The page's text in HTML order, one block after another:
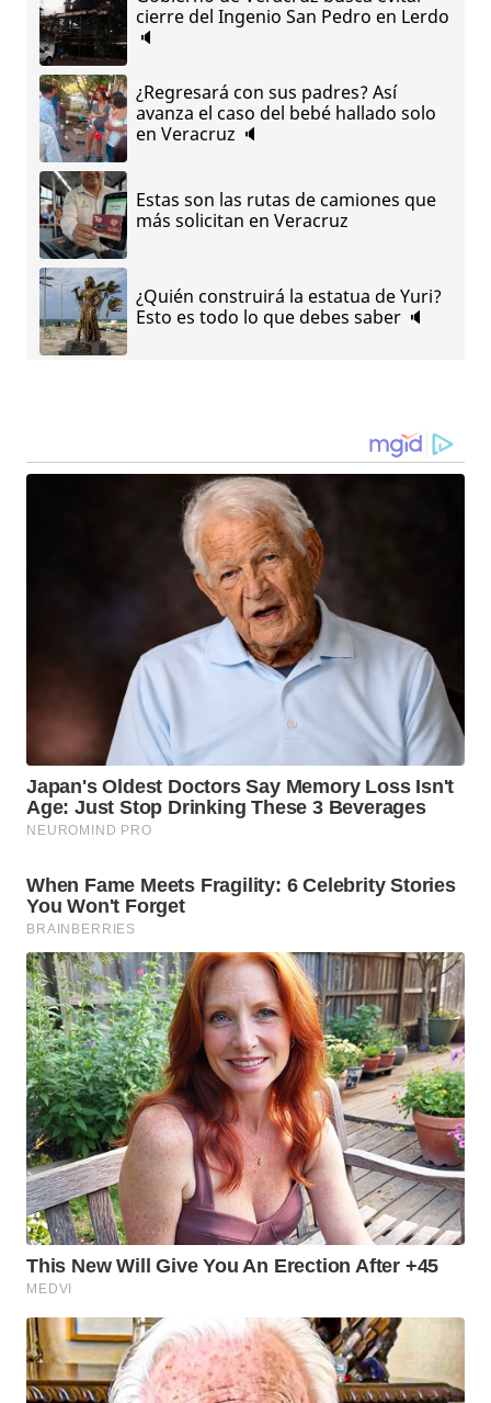
cierre del Ingenio San Pedro en Lerdo
🔈
¿Regresará con sus padres? Así
avanza el caso del bebé hallado solo
en Veracruz 🔈
Estas son las rutas de camiones que
más solicitan en Veracruz
¿Quién construirá la estatua de Yuri?
Esto es todo lo que debes saber 🔈